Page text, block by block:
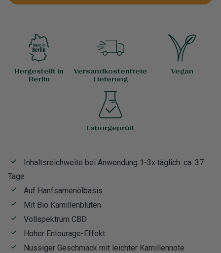
Hergestellt in
Berlin
Versandkostenfreie
Lieferung
Vegan
Laborgeprüft
Inhaltsreichweite bei Anwendung 1-3x täglich: ca. 37
Tage
Auf Hanfsamenölbasis
Mit Bio Kamillenblüten
Vollspektrum CBD
Hoher Entourage-Effekt
Nussiger Geschmack mit leichter Kamillennote